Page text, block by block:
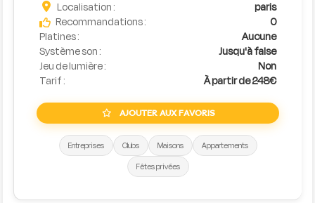
Simulateur
de prix
Localisation :
paris
Recommandations :
0
Platines :
Aucune
Système son :
Jusqu'à false
Jeu de lumière :
Non
Tarif :
À partir de 248€
AJOUTER AUX FAVORIS
Entreprises Clubs Maisons
Appartements
Fêtes privées